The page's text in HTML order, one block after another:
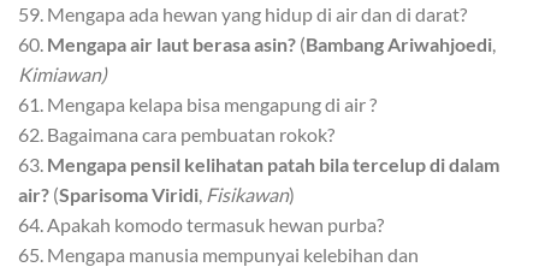
59. Mengapa ada hewan yang hidup di air dan di darat?
60. Mengapa air laut berasa asin? (Bambang Ariwahjoedi
Kimiawan)
61. Mengapa kelapa bisa mengapung di air ?
62. Bagaimana cara pembuatan rokok?
63. Mengapa pensil kelihatan patah bila tercelup di dalam
air? (Sparisoma Viridi Fisikawan)
64. Apakah komodo termasuk hewan purba?
65. Mengapa manusia mempunyai kelebihan dan